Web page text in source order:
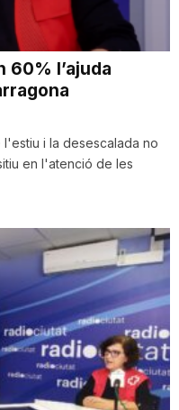
60% l’ajuda
i la desescalada no
en l'atenció de les